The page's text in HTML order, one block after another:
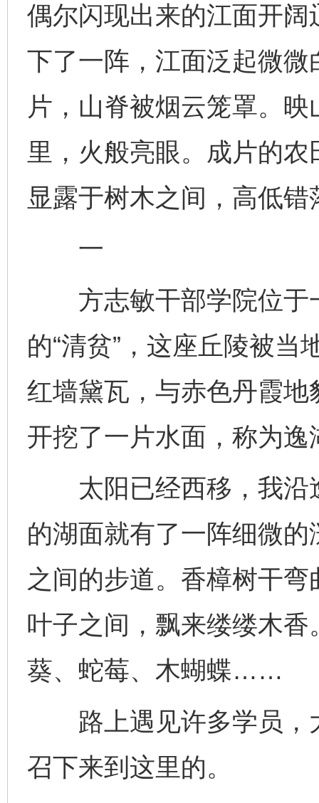
偶尔闪现出来的江面开
下了一阵，江面泛起微
片，山脊被烟云笼罩。
里，火般亮眼。成片的
显露于树木之间，高低错
一
方志敏干部学院位于
的“清贫”，这座丘陵被当
红墙黛瓦，与赤色丹霞
开挖了一片水面，称为逸
太阳已经西移，我沿
的湖面就有了一阵细微
之间的步道。香樟树干
叶子之间，飘来缕缕木
葵、蛇莓、木蝴蝶……
路上遇见许多学员，
召下来到这里的。